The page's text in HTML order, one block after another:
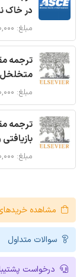
در خاک
مبلغ: ۱۲۰,۰۰۰ تومان
ترجمه
مبلغ: ۱۴۰,۰۰۰ تومان
ترجمه
مبلغ: ۱۲۰,۰۰۰ تومان
مشاهده
سوالات متداول
درخواست